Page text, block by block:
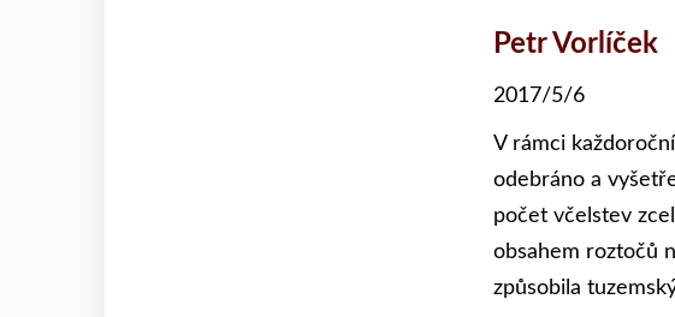
Petr Vorlíček
2017/5/6
V rámci
odebráno a
počet včelstev
obsahem roztočů
způsobila